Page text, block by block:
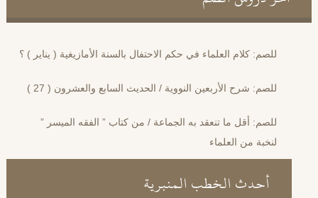
للصم: كلام العلماء في حكم الاحتفال بالسنة الأمازيغية ( يناير ) ؟
للصم: شرح الأربعين النووية / الحديث السابع والعشرون ( 27 )
للصم: أقل ما تنعقد به الجماعة / من كتاب ” الفقه الميسر ”
لنخبة من العلماء
أحدث الخطب المنبرية